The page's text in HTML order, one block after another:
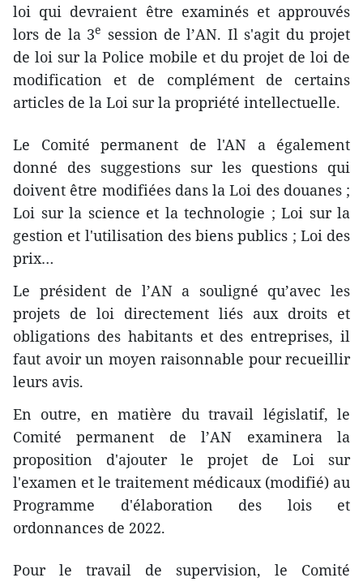
loi qui devraient être examinés et approuvés
lors de la 3e session de l’AN. Il s'agit du projet
de loi sur la Police mobile et du projet de loi de
modification et de complément de certains
articles de la Loi sur la propriété intellectuelle.
Le Comité permanent de l'AN a également
donné des suggestions sur les questions qui
doivent être modifiées dans la Loi des douanes ;
Loi sur la science et la technologie ; Loi sur la
gestion et l'utilisation des biens publics ; Loi des
prix…
Le président de l’AN a souligné qu’avec les
projets de loi directement liés aux droits et
obligations des habitants et des entreprises, il
faut avoir un moyen raisonnable pour recueillir
leurs avis.
En outre, en matière du travail législatif, le
Comité permanent de l’AN examinera la
proposition d'ajouter le projet de Loi sur
l'examen et le traitement médicaux (modifié) au
Programme d'élaboration des lois et
ordonnances de 2022.
Pour le travail de supervision, le Comité